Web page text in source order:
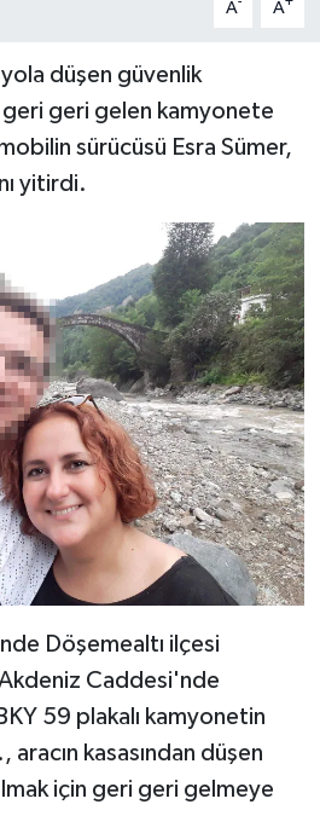
A A
düşen güvenlik
geri geri gelen kamyonete
sürücüsü Esra Sümer,
yitirdi.
Döşemealtı ilçesi
Caddesi'nde
59 plakalı kamyonetin
kasasından düşen
için geri geri gelmeye